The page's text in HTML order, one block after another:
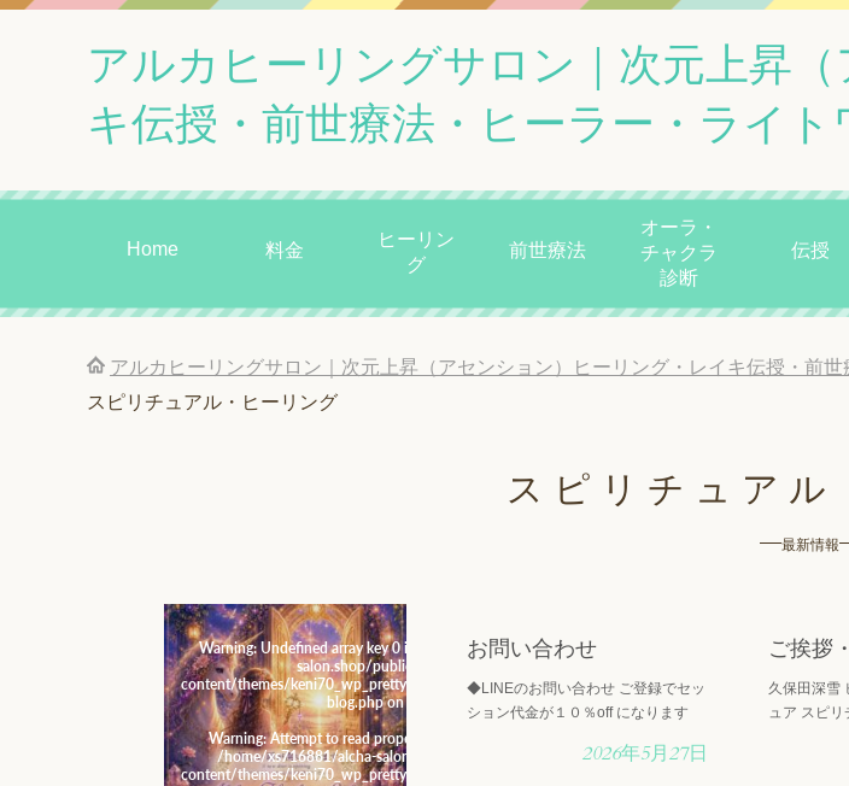
アルカヒーリングサロン｜次元上昇
キ伝授・前世療法・ヒーラー・ライト
Home 料金
ヒーリン
グ
前世療法
オーラ・
チャクラ
診断
伝授
アルカヒーリングサロン｜次元上昇（アセンション）ヒーリング・レイキ伝授・前
スピリチュアル・ヒーリング
スピリチュアル
最新情報
Warning: Undefined array key 0 in
/home/xs716881/alcha-
salon.shop/public_html/wp-
content/themes/keni70_wp_pretty_green_201702190326/cont-
blog.phpon line
Warning: Attempt to read property "cat_name" on null in
/home/xs716881/alcha-salon.shop/public_html/wp-
content/themes/keni70_wp_pretty_green_201702190326/cont-
Warning: Undefined array key 0 in
/home/xs716881/
content/themes/
blog.php
/home/xs716881/alcha-salon.shop/public_html/
お問い合わせ
◆LINEのお問い合わせ ご登録でセッ
ション代金が１０％off になります
ント等をLINEで配信しています。
2026年5月27日
content/
/
ご挨拶
久保田深雪
ュア スピ
OF ROSE)